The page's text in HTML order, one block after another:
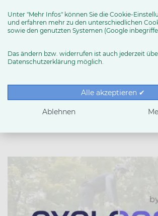
BIKE&CO setzt als
Leasing-Check
BIKE&CO stellt den angeschlossenen
Unter "Mehr Infos" können Sie die Cookie-
und erfahren mehr zu den unterschiedlichen
sowie den genutzten Systemen (Google
Das ändern bzw. widerrufen ist auch jederzeit
Datenschutzerklärung möglich.
Alle akzeptieren ✔
Ablehnen